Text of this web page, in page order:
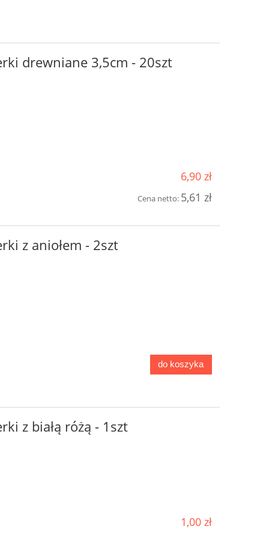
drewniane 3,5cm - 20szt
6,90 zł
Cena netto: 5,61 zł
z aniołem - 2szt
do koszyka
z białą różą - 1szt
1,00 zł